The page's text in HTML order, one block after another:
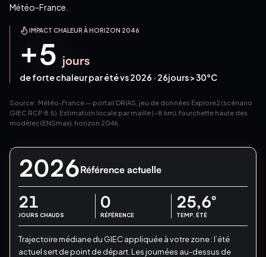
Météo-France.
IMPACT CHALEUR À HORIZON 2046
+5 jours
de forte chaleur par été vs 2026 · 26jours > 30°C
Source : Météo-France — portail DRIAS, jeu de données Explore2 (scénario
GIEC RCP 8.5). Estimation locale par maille (~8 km), fourchette haute des
modèles (ENSmax), horizon 2046.
2026Référence actuelle
21
JOURS CHAUDS
0
RÉFÉRENCE
25,6°
TEMP. ÉTÉ
Trajectoire médiane du GIEC appliquée à votre zone : l’été
actuel sert de point de départ. Les journées au-dessus de